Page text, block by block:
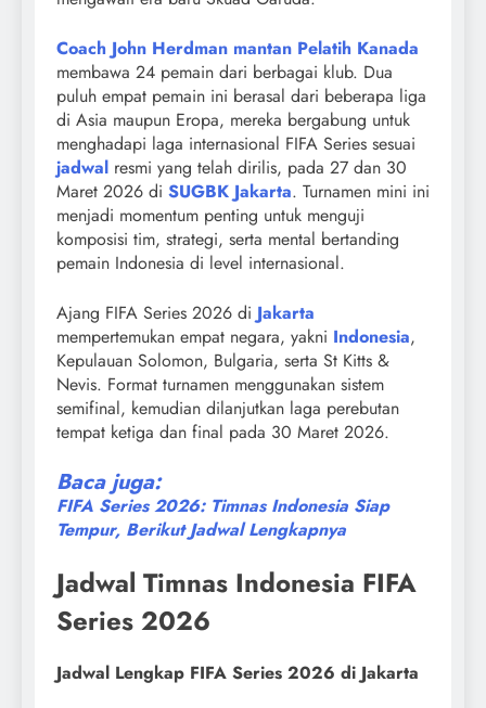
Coach John Herdman mantan Pelatih Kanada
membawa 24 pemain dari berbagai klub. Dua
puluh empat pemain ini berasal dari beberapa liga
di Asia maupun Eropa, mereka bergabung untuk
menghadapi laga internasional FIFA Series sesuai
jadwal resmi yang telah dirilis, pada 27 dan 30
Maret 2026 di SUGBK Jakarta. Turnamen mini ini
menjadi momentum penting untuk menguji
komposisi tim, strategi, serta mental bertanding
pemain Indonesia di level internasional.
Ajang FIFA Series 2026 di Jakarta
mempertemukan empat negara, yakni Indonesia,
Kepulauan Solomon, Bulgaria, serta St Kitts &
Nevis. Format turnamen menggunakan sistem
semifinal, kemudian dilanjutkan laga perebutan
tempat ketiga dan final pada 30 Maret 2026.
Baca juga:
FIFA Series 2026: Timnas Indonesia Siap
Tempur, Berikut Jadwal Lengkapnya
Jadwal Timnas Indonesia FIFA
Series 2026
Jadwal Lengkap FIFA Series 2026 di Jakarta